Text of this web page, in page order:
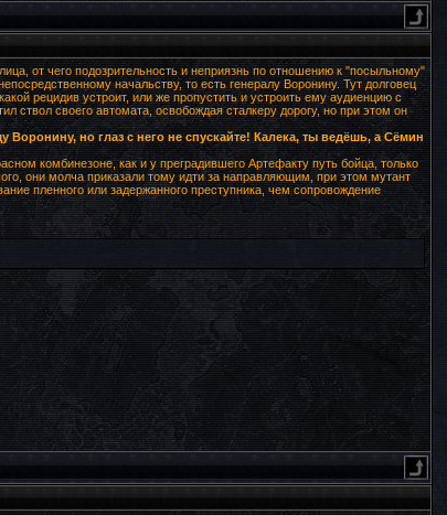
от чего подозрительность и неприязнь по отношению к "посыльному"
начальству, то есть генералу Воронину. Тут долговец
рецидив устроит, или же пропустить и устроить ему аудиенцию с
своего автомата, освобождая сталкеру дорогу, но при этом он
но глаз с него не спускайте! Калека, ты ведёшь, а Сёмин
комбинезоне, как и у преградившего Артефакту путь бойца, только
они молча приказали тому идти за направляющим, при этом мутант
пленного или задержанного преступника, чем сопровождение